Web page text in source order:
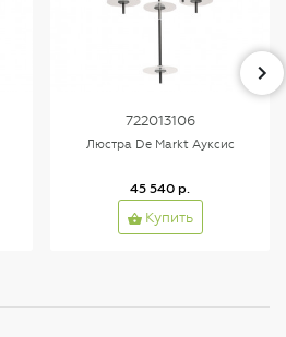
722013106
Люстра De Markt Ауксис
45 540 р.
Купить